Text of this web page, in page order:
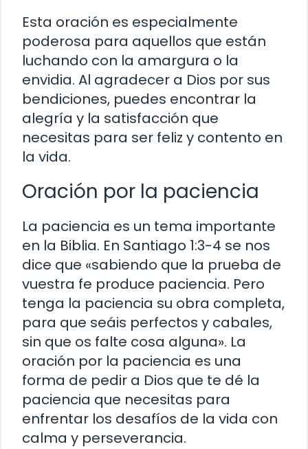
Esta oración es especialmente
poderosa para aquellos que están
luchando con la amargura o la
envidia. Al agradecer a Dios por sus
bendiciones, puedes encontrar la
alegría y la satisfacción que
necesitas para ser feliz y contento en
la vida.
Oración por la paciencia
La paciencia es un tema importante
en la Biblia. En Santiago 1:3-4 se nos
dice que «sabiendo que la prueba de
vuestra fe produce paciencia. Pero
tenga la paciencia su obra completa,
para que seáis perfectos y cabales,
sin que os falte cosa alguna». La
oración por la paciencia es una
forma de pedir a Dios que te dé la
paciencia que necesitas para
enfrentar los desafíos de la vida con
calma y perseverancia.